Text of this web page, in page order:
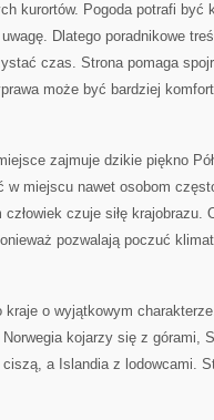
kurortów. Pogoda potrafi być
Dlatego poradnikowe
czas. Strona pomaga
może być bardziej
zajmuje dzikie piękno
w miejscu nawet osobom
czuje siłę
pozwalają poczuć
kraje o wyjątkowym
kojarzy się z górami,
ciszą, a Islandia z lodowcami.